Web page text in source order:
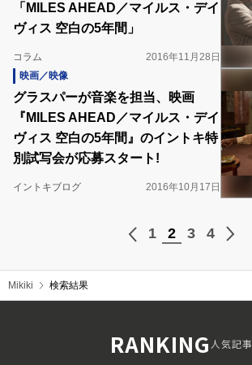
「MILES AHEAD／マイルス・デイ
ヴィス 空白の5年間」
コラム
2016年11月28日
映画／映像
グラスパーが音楽を担当、映画
『MILES AHEAD／マイルス・デイ
ヴィス 空白の5年間』のイントキ特
別試写会が応募スタート!
イントキブログ 2016年10月17日
1 2 3 4
Mikiki 検索結果
RANKING人気記事